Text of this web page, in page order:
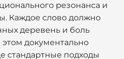
резонанса и
Каждое слово должно
деревень и боль
этом документально
стандартные подходы